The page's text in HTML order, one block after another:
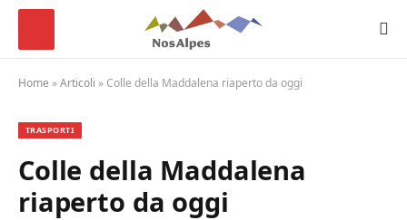
Home »Articoli »Colle della Maddalena riaperto da oggi
TRASPORTI
Colle della Maddalena
riaperto da oggi